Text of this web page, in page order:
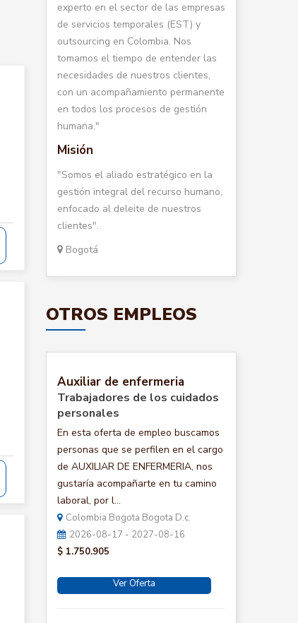
experto en el sector de las empresas
de servicios temporales (EST) y
outsourcing en Colombia. Nos
tomamos el tiempo de entender las
necesidades de nuestros clientes,
con un acompañamiento permanente
en todos los procesos de gestión
humana."
Misión
"Somos el aliado estratégico en la
gestión integral del recurso humano,
enfocado al deleite de nuestros
clientes".
Bogotá
OTROS EMPLEOS
Auxiliar de enfermeria
Trabajadores de los cuidados
personales
En esta oferta de empleo buscamos
personas que se perfilen en el cargo
de AUXILIAR DE ENFERMERIA, nos
gustaría acompañarte en tu camino
laboral, por l...
Colombia Bogota Bogota D.c.
2026-08-17 - 2027-08-16
$ 1.750.905
Ver Oferta